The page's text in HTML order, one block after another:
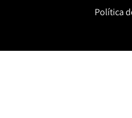
Política